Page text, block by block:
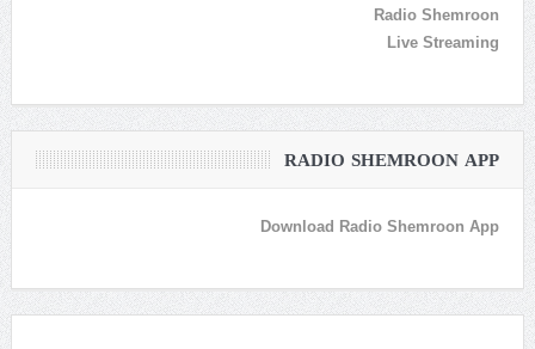
Radio Shemroon
Live Streaming
RADIO SHEMROON APP
Download Radio Shemroon App